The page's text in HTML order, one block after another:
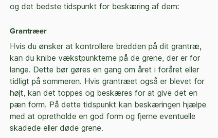
og det bedste tidspunkt for beskæring af dem:
Grantræer
Hvis du ønsker at kontrollere bredden på dit grantræ,
kan du knibe vækstpunkterne på de grene, der er for
lange. Dette bør gøres en gang om året i foråret eller
tidligt på sommeren. Hvis grantræet også er blevet for
højt, kan det toppes og beskæres for at give det en
pæn form. På dette tidspunkt kan beskæringen hjælpe
med at opretholde en god form og fjerne eventuelle
skadede eller døde grene.